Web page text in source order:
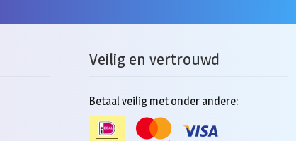
Veilig en vertrouwd
Betaal veilig met onder andere: